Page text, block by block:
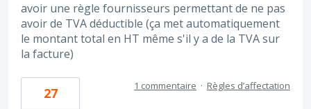
avoir une règle fournisseurs permettant de ne pas
avoir de TVA déductible (ça met automatiquement
le montant total en HT même s'il y a de la TVA sur
la facture)
27 1 commentaire · Règles d’affectation